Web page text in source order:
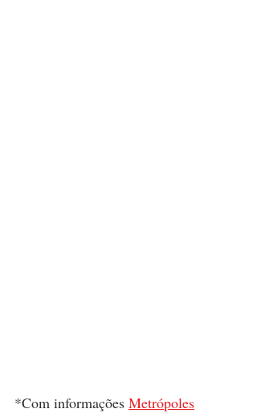
*Com informações Metrópoles